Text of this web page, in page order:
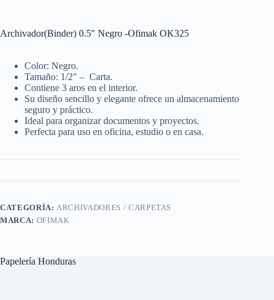
Archivador(Binder) 0.5″ Negro -Ofimak OK325
Color: Negro.
Tamaño: 1/2″ – Carta.
Contiene 3 aros en el interior.
Su diseño sencillo y elegante ofrece un almacenamiento
seguro y práctico.
Ideal para organizar documentos y proyectos.
Perfecta para uso en oficina, estudio o en casa.
CATEGORÍA:ARCHIVADORES / CARPETAS
MARCA: OFIMAK
Papelería Honduras